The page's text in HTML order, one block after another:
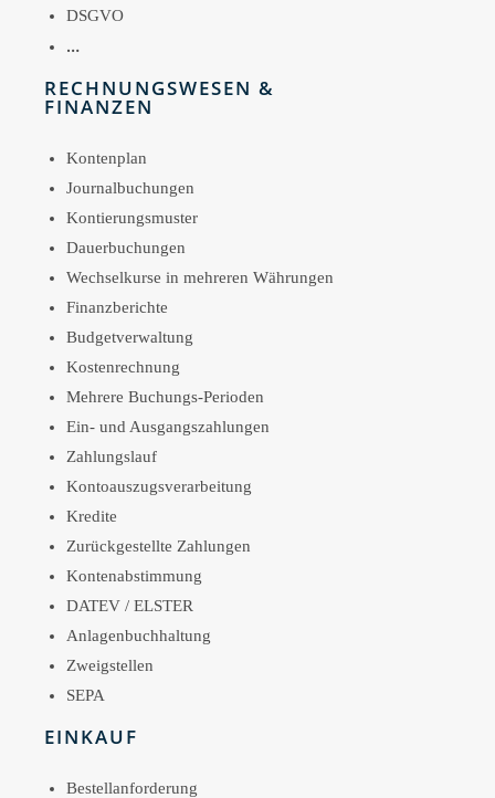
DSGVO
…
RECHNUNGSWESEN &
FINANZEN
Kontenplan
Journalbuchungen
Kontierungsmuster
Dauerbuchungen
Wechselkurse in mehreren Währungen
Finanzberichte
Budgetverwaltung
Kostenrechnung
Mehrere Buchungs-Perioden
Ein- und Ausgangszahlungen
Zahlungslauf
Kontoauszugsverarbeitung
Kredite
Zurückgestellte Zahlungen
Kontenabstimmung
DATEV / ELSTER
Anlagenbuchhaltung
Zweigstellen
SEPA
EINKAUF
Bestellanforderung